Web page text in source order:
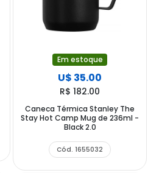
Em estoque
U$ 35.00
R$ 182.00
Caneca Térmica Stanley The
Stay Hot Camp Mug de 236ml -
Black 2.0
Cód. 1655032